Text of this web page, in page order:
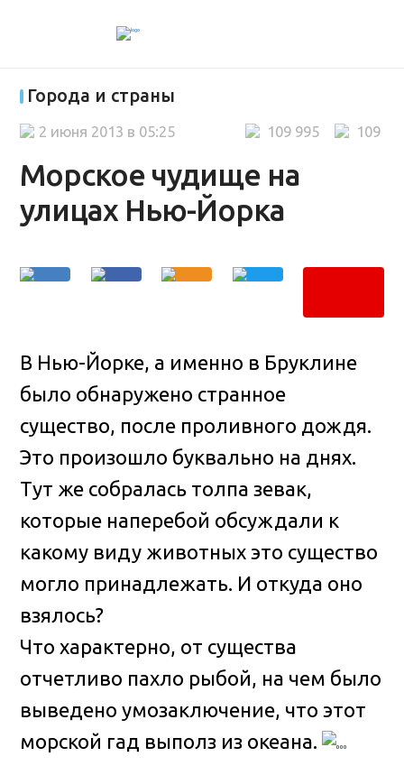
Города и страны
Морское чудище на
улицах Нью-Йорка
109
109 995
2 июня 2013 в 05:25
В Нью-Йорке, а именно в Бруклине
было обнаружено странное
существо, после проливного дождя.
Это произошло буквально на днях.
Тут же собралась толпа зевак,
которые наперебой обсуждали к
какому виду животных это существо
могло принадлежать. И откуда оно
взялось?
Что характерно, от существа
отчетливо пахло рыбой, на чем было
выведено умозаключение, что этот
морской гад выполз из океана.